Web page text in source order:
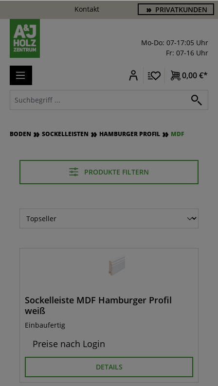
Kontakt PRIVATKUNDEN
Mo-Do: 07-17:05 Uhr
Fr: 07-16 Uhr
0,00 €*
BODEN SOCKELLEISTEN HAMBURGER PROFIL MDF
PRODUKTE FILTERN
Sockelleiste MDF Hamburger Profil
weiß
Einbaufertig
Preise nach Login
DETAILS